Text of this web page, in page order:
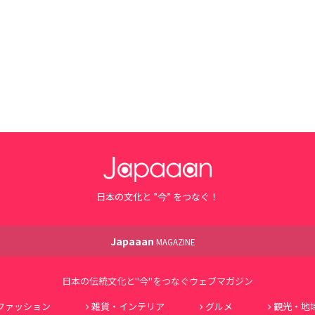
日本の文化と ”今” をつなぐ！
Japaaan MAGAZINE
日本の伝統文化と"今"をつなぐウェブマガジン
ァッション 雑貨・インテリア グルメ 観光・地